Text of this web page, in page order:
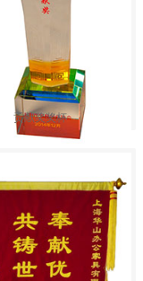
贡献奖奖杯